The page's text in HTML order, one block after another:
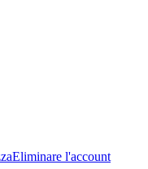
Eliminare l'account